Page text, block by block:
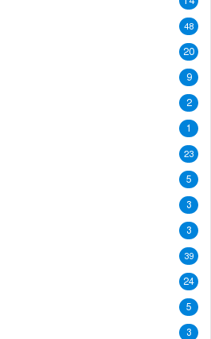
48
20
9
2
1
23
5
3
3
39
24
5
3